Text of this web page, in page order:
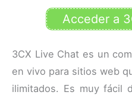
Acceder a
3CX Live Chat es un
en vivo para sitios web
ilimitados. Es muy fácil